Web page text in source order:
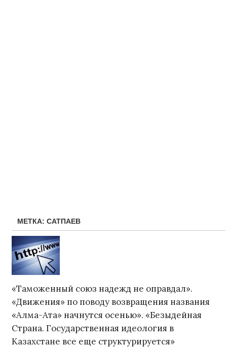
МЕТКА: САТПАЕВ
«Таможенный союз надежд не оправдал».
«Движения» по поводу возвращения названия
«Алма-Ата» начнутся осенью». «Безыдейная
Страна. Государственная идеология в
Казахстане все еще структурируется»